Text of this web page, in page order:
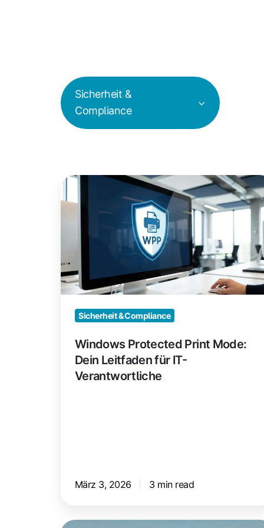
Sicherheit &
Compliance
Windows
Protected
Mode:
Leitfaden
für
IT-
Verantwortliche
Sicherheit & Compliance
Windows Protected Print Mode:
Dein Leitfaden für IT-
Verantwortliche
März 3, 2026 3 min read